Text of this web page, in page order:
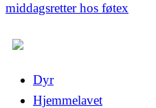
middagsretter hos føtex
Dyr
Hjemmelavet